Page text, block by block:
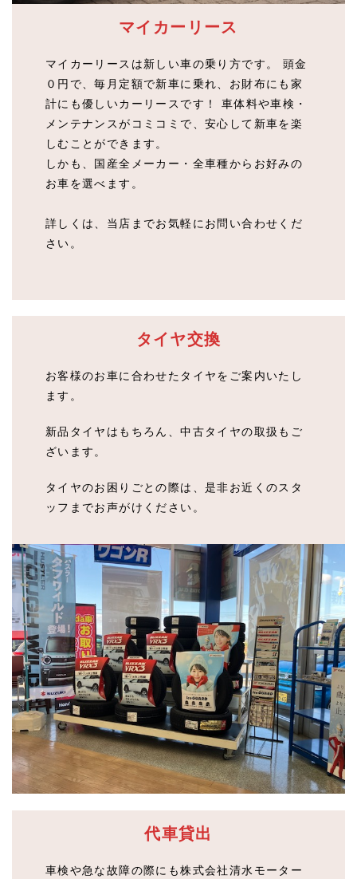
マイカーリース
マイカーリースは新しい車の乗り方です。 頭金
０円で、毎月定額で新車に乗れ、お財布にも家
計にも優しいカーリースです！ 車体料や車検・
メンテナンスがコミコミで、安心して新車を楽
しむことができます。
しかも、国産全メーカー・全車種からお好みの
お車を選べます。
詳しくは、当店までお気軽にお問い合わせくだ
さい。
タイヤ交換
お客様のお車に合わせたタイヤをご案内いたし
ます。
新品タイヤはもちろん、中古タイヤの取扱もご
ざいます。
タイヤのお困りごとの際は、是非お近くのスタ
ッフまでお声がけください。
代車貸出
車検や急な故障の際にも株式会社清水モーター